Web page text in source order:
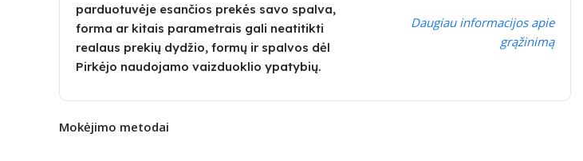
parduotuvėje esančios prekės savo spalva,
forma ar kitais parametrais gali neatitikti
realaus prekių dydžio, formų ir spalvos dėl
Pirkėjo naudojamo vaizduoklio ypatybių.
Daugiau informacijos apie
grąžinimą
Mokėjimo metodai